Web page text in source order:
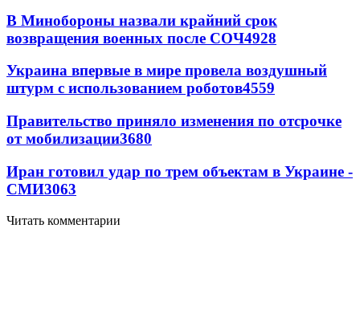
В Минобороны назвали крайний срок
возвращения военных после СОЧ4928
Украина впервые в мире провела воздушный
штурм с использованием роботов4559
Правительство приняло изменения по отсрочке
от мобилизации3680
Иран готовил удар по трем объектам в Украине -
СМИ3063
Читать комментарии